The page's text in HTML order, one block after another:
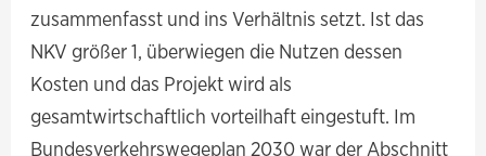
zusammenfasst und ins Verhältnis setzt. Ist das
NKV größer 1, überwiegen die Nutzen dessen
Kosten und das Projekt wird als
gesamtwirtschaftlich vorteilhaft eingestuft. Im
Bundesverkehrswegeplan 2030 war der Abschnitt